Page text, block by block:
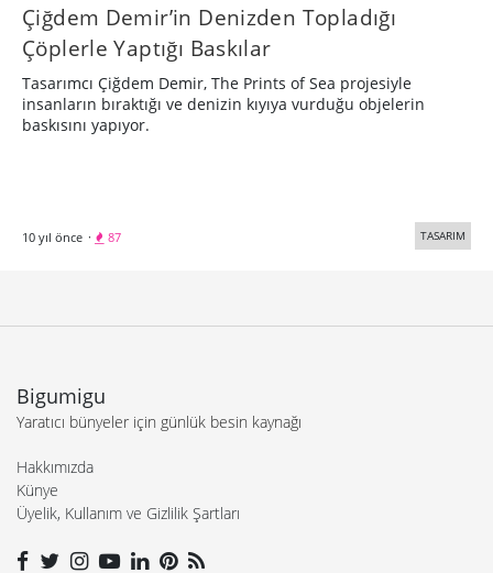
Çiğdem Demir’in Denizden Topladığı
Çöplerle Yaptığı Baskılar
Tasarımcı Çiğdem Demir, The Prints of Sea projesiyle
insanların bıraktığı ve denizin kıyıya vurduğu objelerin
baskısını yapıyor.
10 yıl önce · 87 TASARIM
Bigumigu
Yaratıcı bünyeler için günlük besin kaynağı
Hakkımızda
Künye
Üyelik, Kullanım ve Gizlilik Şartları